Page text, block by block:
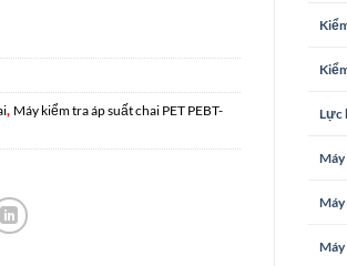
Lực
, Máy kiểm tra áp suất chai PET PEBT-